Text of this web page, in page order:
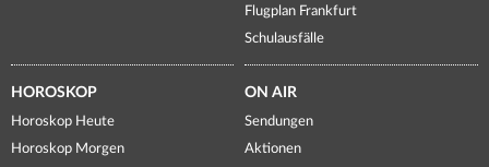
Flugplan Frankfurt
Schulausfälle
HOROSKOP
Horoskop Heute
Horoskop Morgen
ON AIR
Sendungen
Aktionen